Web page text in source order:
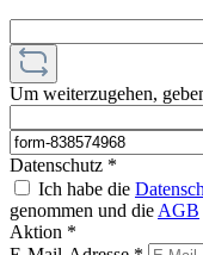
Um weiterzugehen,
Datenschutz *
Ich habe die
genommen und die AGB
Aktion *